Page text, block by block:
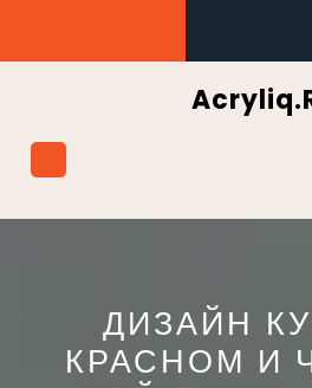
содержимому
ДИЗАЙН
КРАСНОМ И